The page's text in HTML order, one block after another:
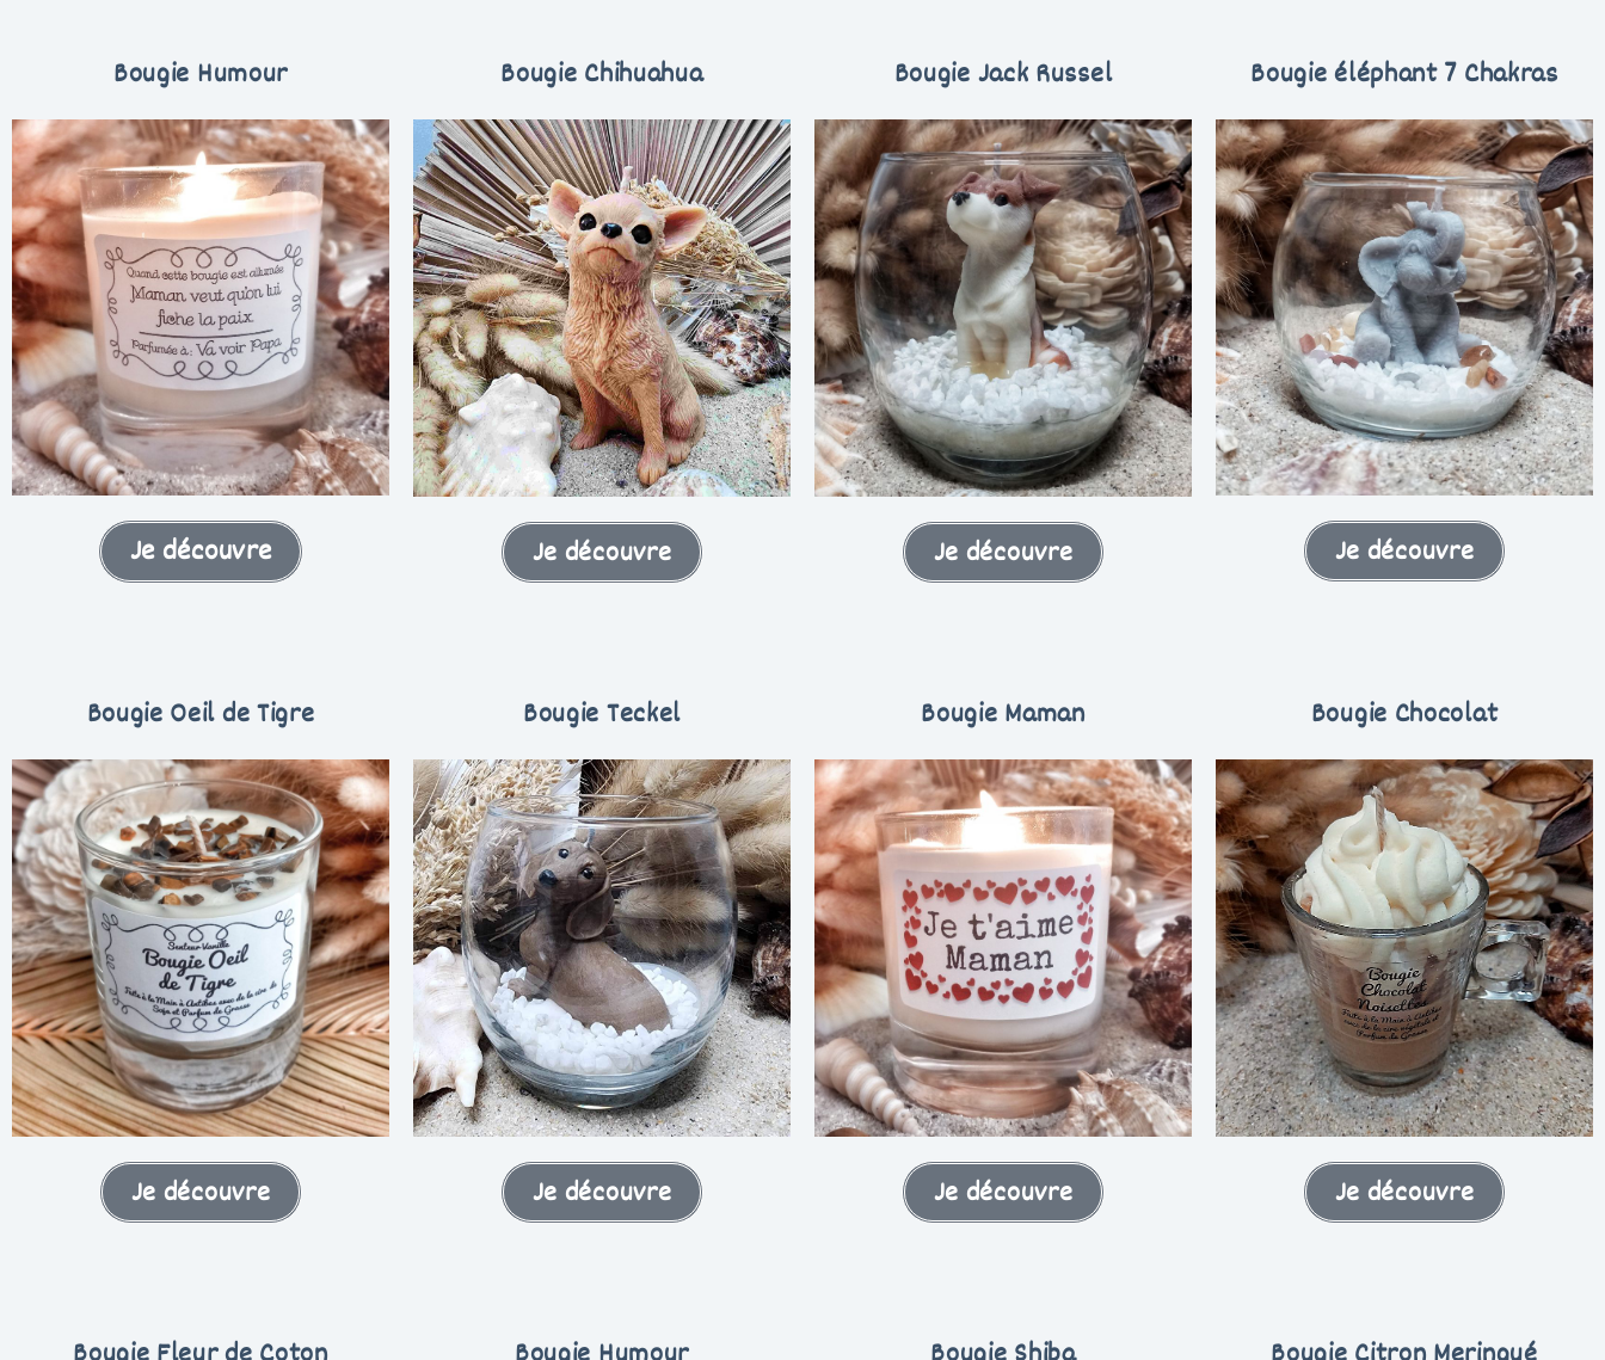
Bougie Humour
Je découvre
Bougie Chihuahua
Je découvre
Bougie Jack Russel
Je découvre
Bougie éléphant 7 Chakras
Je découvre
Bougie Oeil de Tigre
Je découvre
Bougie Teckel
Je découvre
Bougie Maman
Je découvre
Bougie Chocolat
Je découvre